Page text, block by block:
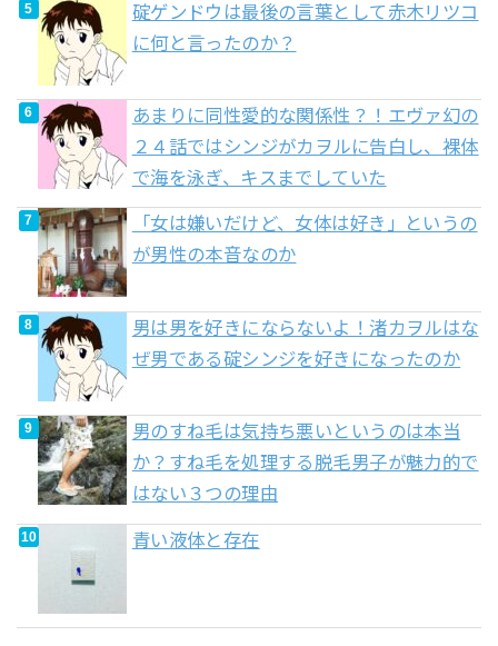
碇ゲンドウは最後の言葉として赤木リツコ
に何と言ったのか？
あまりに同性愛的な関係性？！エヴァ幻の
２４話ではシンジがカヲルに告白し、裸体
で海を泳ぎ、キスまでしていた
「女は嫌いだけど、女体は好き」というの
が男性の本音なのか
男は男を好きにならないよ！渚カヲルはな
ぜ男である碇シンジを好きになったのか
男のすね毛は気持ち悪いというのは本当
か？すね毛を処理する脱毛男子が魅力的で
はない３つの理由
青い液体と存在